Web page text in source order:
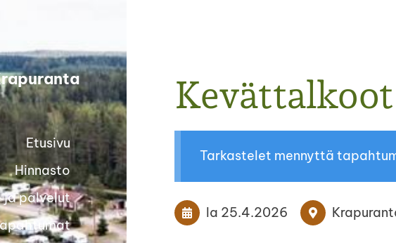
Etusivu
Hinnasto
ja palvelut
Kevättalkoot
Tarkastelet mennyttä
la 25.4.2026